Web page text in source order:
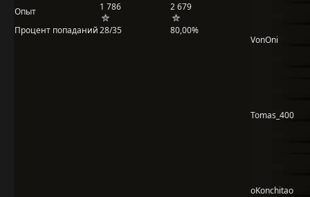
Опыт 1 786
2 679
Процент попаданий28/35 80,00%
VonOni
Tomas_400
oKonchitao